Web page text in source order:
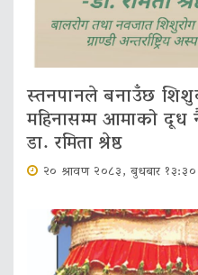
स्तनपानले बनाउँछ
महिनासम्म आमाको दूध
डा. रमिता श्रेष्ठ
२० श्रावण २०८३, बुधबार १३:३०